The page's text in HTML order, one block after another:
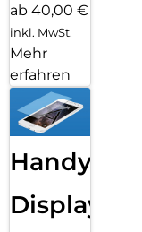
ab 40,00 €
inkl. MwSt.
Mehr
erfahren
Handy
Displayfolie